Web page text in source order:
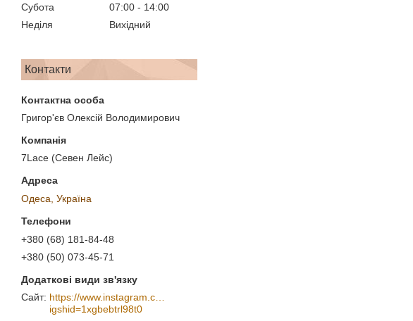
Субота
07:00
14:00
Неділя
Вихідний
Контакти
Григор'єв Олексій Володимирович
7Lace (Севен Лейс)
Одеса, Україна
+380 (68) 181-84-48
+380 (50) 073-45-71
https://www.instagram.com/7_lace/?
igshid=1xgbebtrl98t0